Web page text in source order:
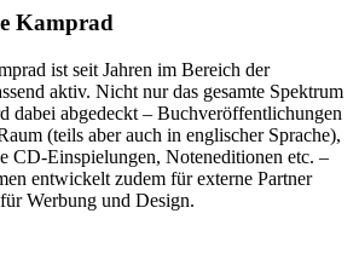
Kamprad
ist seit Jahren im Bereich der
aktiv. Nicht nur das gesamte Spektrum
dabei abgedeckt – Buchveröffentlichungen
(teils aber auch in englischer Sprache),
CD-Einspielungen, Noteneditionen etc. –
entwickelt zudem für externe Partner
Werbung und Design.